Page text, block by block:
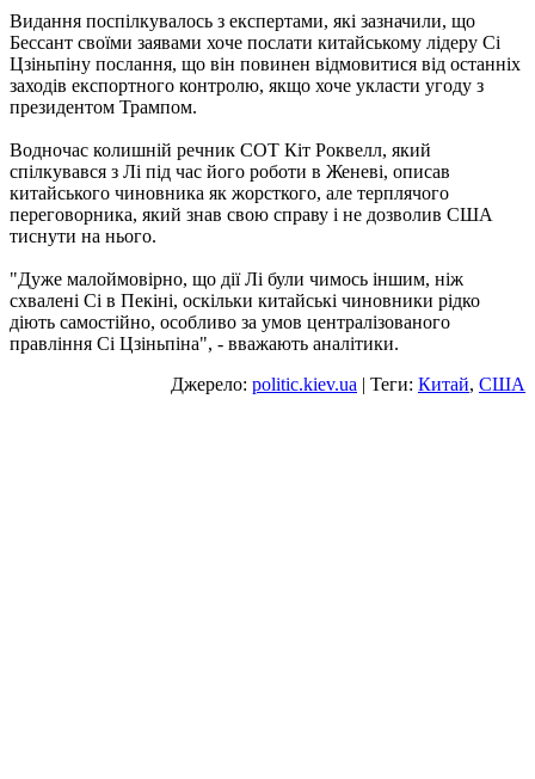
Видання поспілкувалось з експертами, які зазначили, що
Бессант своїми заявами хоче послати китайському лідеру Сі
Цзіньпіну послання, що він повинен відмовитися від останніх
заходів експортного контролю, якщо хоче укласти угоду з
президентом Трампом.
Водночас колишній речник СОТ Кіт Роквелл, який
спілкувався з Лі під час його роботи в Женеві, описав
китайського чиновника як жорсткого, але терплячого
переговорника, який знав свою справу і не дозволив США
тиснути на нього.
"Дуже малоймовірно, що дії Лі були чимось іншим, ніж
схвалені Сі в Пекіні, оскільки китайські чиновники рідко
діють самостійно, особливо за умов централізованого
правління Сі Цзіньпіна", - вважають аналітики.
Джерело: politic.kiev.ua | Теги: Китай, США